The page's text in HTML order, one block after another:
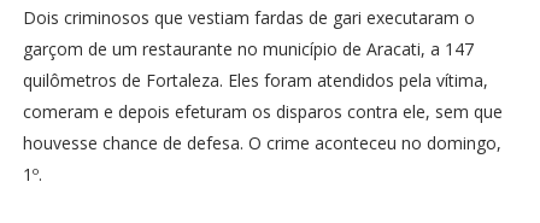
Dois criminosos que vestiam fardas de gari executaram o
garçom de um restaurante no município de Aracati, a 147
quilômetros de Fortaleza. Eles foram atendidos pela vítima,
comeram e depois efeturam os disparos contra ele, sem que
houvesse chance de defesa. O crime aconteceu no domingo,
1º.